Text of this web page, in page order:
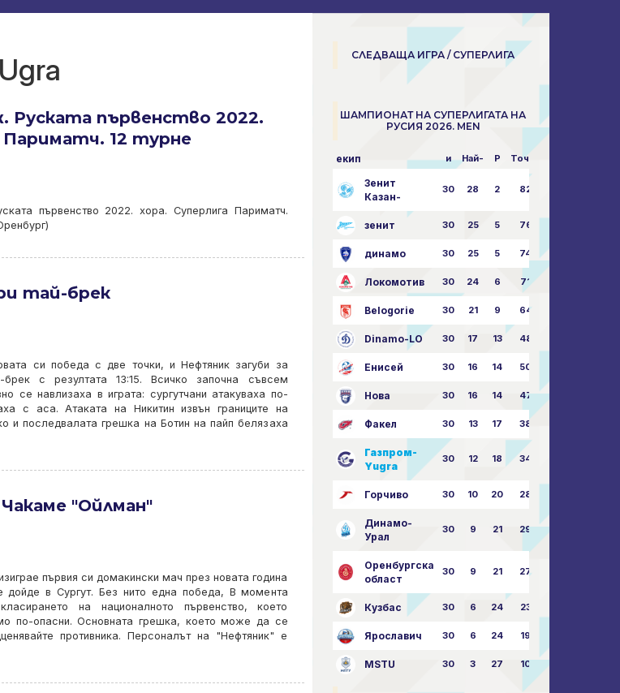
първенство 2022.
Париматч. 12 турне
първенство 2022. хора. Суперлига Париматч.
тай-брек
си победа с две точки, и Нефтяник загуби за
с резултата 13:15. Всичко започна съвсем
се навлизаха в играта: сургутчани атакуваха по-
с аса. Атаката на Никитин извън границите на
и последвалата грешка на Ботин на пайп белязаха
"Ойлман"
първия си домакински мач през новата година
дойде в Сургут. Без нито една победа, В момента
на националното първенство, което
по-опасни. Основната грешка, което може да се
противника. Персоналът на "Нефтяник" е
СЛЕДВАЩА ИГРА / СУПЕРЛИГА
ШАМПИОНАТ НА СУПЕРЛИГАТА НА
РУСИЯ 2026. MEN
екип и Най- P Точки
Зенит
Казан-
30 28 2 82
зенит 30 25 5 76
динамо 30 25 5 74
Локомотив 30 24 6 71
Belogorie 30 21 9 64
Dinamo-LO 30 17 13 48
Енисей 30 16 14 50
Нова 30 16 14 47 62:58
Факел 30 13 17 38
Газпром-
Yugra
30 12 18 34
Горчиво 30 10 20 28
Динамо-
Урал
30 9 21 29 41:70
Оренбургска
област
30 9 21 27
Кузбас 30 6 24 23
Ярославич 30 6 24 19
MSTU 30 3 27 10 25:87